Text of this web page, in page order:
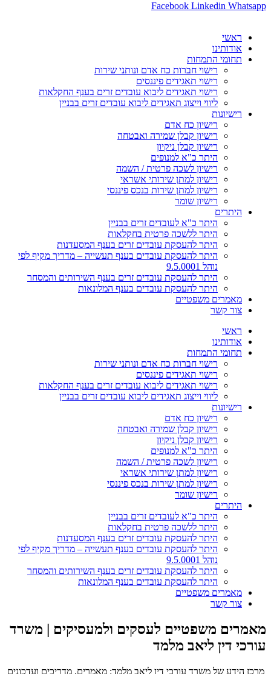
Facebook Linkedin Whatsapp
ראשי
אודותינו
תחומי התמחות
רישוי חברות כח אדם ונותני שירות
רישוי תאגידים פיננסים
רישוי תאגידים ליבוא עובדים זרים בענף החקלאות
ליווי וייצוג תאגידים ליבוא עובדים זרים בבניין
רישיונות
רישיון כח אדם
רישיון קבלן שמירה ואבטחה
רישיון קבלן ניקיון
היתר כ"א למנופים
רישיון לשכה פרטית / השמה
רישיון למתן שירותי אשראי
רישיון למתן שירות בנכס פיננסי
רישיון שומר
היתרים
היתר כ"א לעובדים זרים בבניין
היתר ללשכה פרטית בחקלאות
היתר להעסקת עובדים זרים בענף המסעדנות
היתר להעסקת עובדים בענף תעשייה – מדריך מקיף לפי
נוהל 9.5.0001
היתר להעסקת עובדים זרים בענף השירותים והמסחר
היתר להעסקת עובדים בענף המלונאות
מאמרים משפטיים
צור קשר
ראשי
אודותינו
תחומי התמחות
רישוי חברות כח אדם ונותני שירות
רישוי תאגידים פיננסים
רישוי תאגידים ליבוא עובדים זרים בענף החקלאות
ליווי וייצוג תאגידים ליבוא עובדים זרים בבניין
רישיונות
רישיון כח אדם
רישיון קבלן שמירה ואבטחה
רישיון קבלן ניקיון
היתר כ"א למנופים
רישיון לשכה פרטית / השמה
רישיון למתן שירותי אשראי
רישיון למתן שירות בנכס פיננסי
רישיון שומר
היתרים
היתר כ"א לעובדים זרים בבניין
היתר ללשכה פרטית בחקלאות
היתר להעסקת עובדים זרים בענף המסעדנות
היתר להעסקת עובדים בענף תעשייה – מדריך מקיף לפי
נוהל 9.5.0001
היתר להעסקת עובדים זרים בענף השירותים והמסחר
היתר להעסקת עובדים בענף המלונאות
מאמרים משפטיים
צור קשר
מאמרים משפטיים לעסקים ולמעסיקים | משרד
עורכי דין ליאב מלמד
מרכז הידע של משרד עורכי דין ליאב מלמד: מאמרים, מדריכים ועדכונים